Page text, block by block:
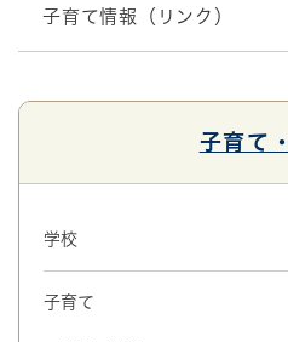
子育て情報（リンク）
子育て
学校
子育て